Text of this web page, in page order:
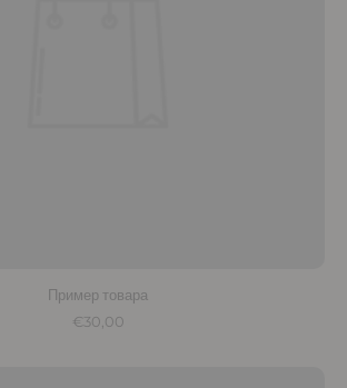
Пример товара
€30,00